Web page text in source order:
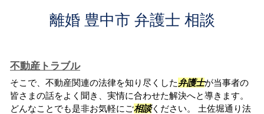
離婚 豊中市 弁護士 相談
不動産トラブル
そこで、不動産関連の法律を知り尽くした弁護士が当事者の
皆さまの話をよく聞き、実情に合わせた解決へと導きます。
どんなことでも是非お気軽にご相談ください。 土佐堀通り法